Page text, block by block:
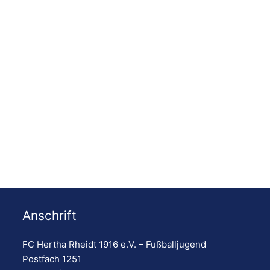
Hennef
Tim Thiebes
Garten- &
Landschaftsbau
Immobilien
Anschrift
FC Hertha Rheidt 1916 e.V. – Fußballjugend
Postfach 1251